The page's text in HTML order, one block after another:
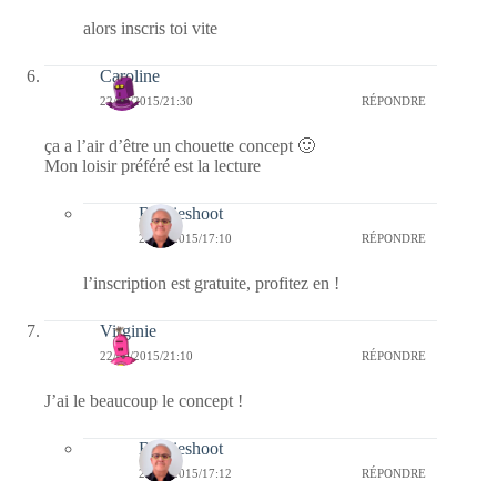
alors inscris toi vite
Caroline
22/09/2015/21:30 RÉPONDRE
ça a l’air d’être un chouette concept 🙂
Mon loisir préféré est la lecture
Bernieshoot
23/09/2015/17:10 RÉPONDRE
l’inscription est gratuite, profitez en !
Virginie
22/09/2015/21:10 RÉPONDRE
J’ai le beaucoup le concept !
Bernieshoot
23/09/2015/17:12 RÉPONDRE